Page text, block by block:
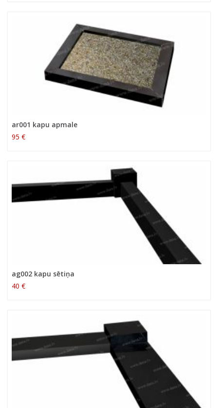
ar001 kapu apmale
95 €
ag002 kapu sētiņa
40 €